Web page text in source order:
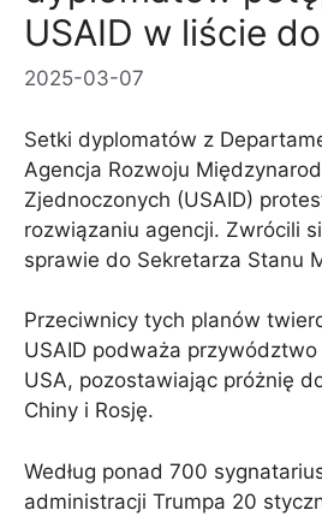
USAID w liście
2025-03-07
Setki dyplomatów z
Agencja Rozwoju
Zjednoczonych (USAID)
rozwiązaniu agencji. Zwrócili
sprawie do Sekretarza Stanu
Przeciwnicy tych planów
USAID podważa
USA, pozostawiając próżnię
Chiny i Rosję.
Według ponad 700
administracji Trumpa 20